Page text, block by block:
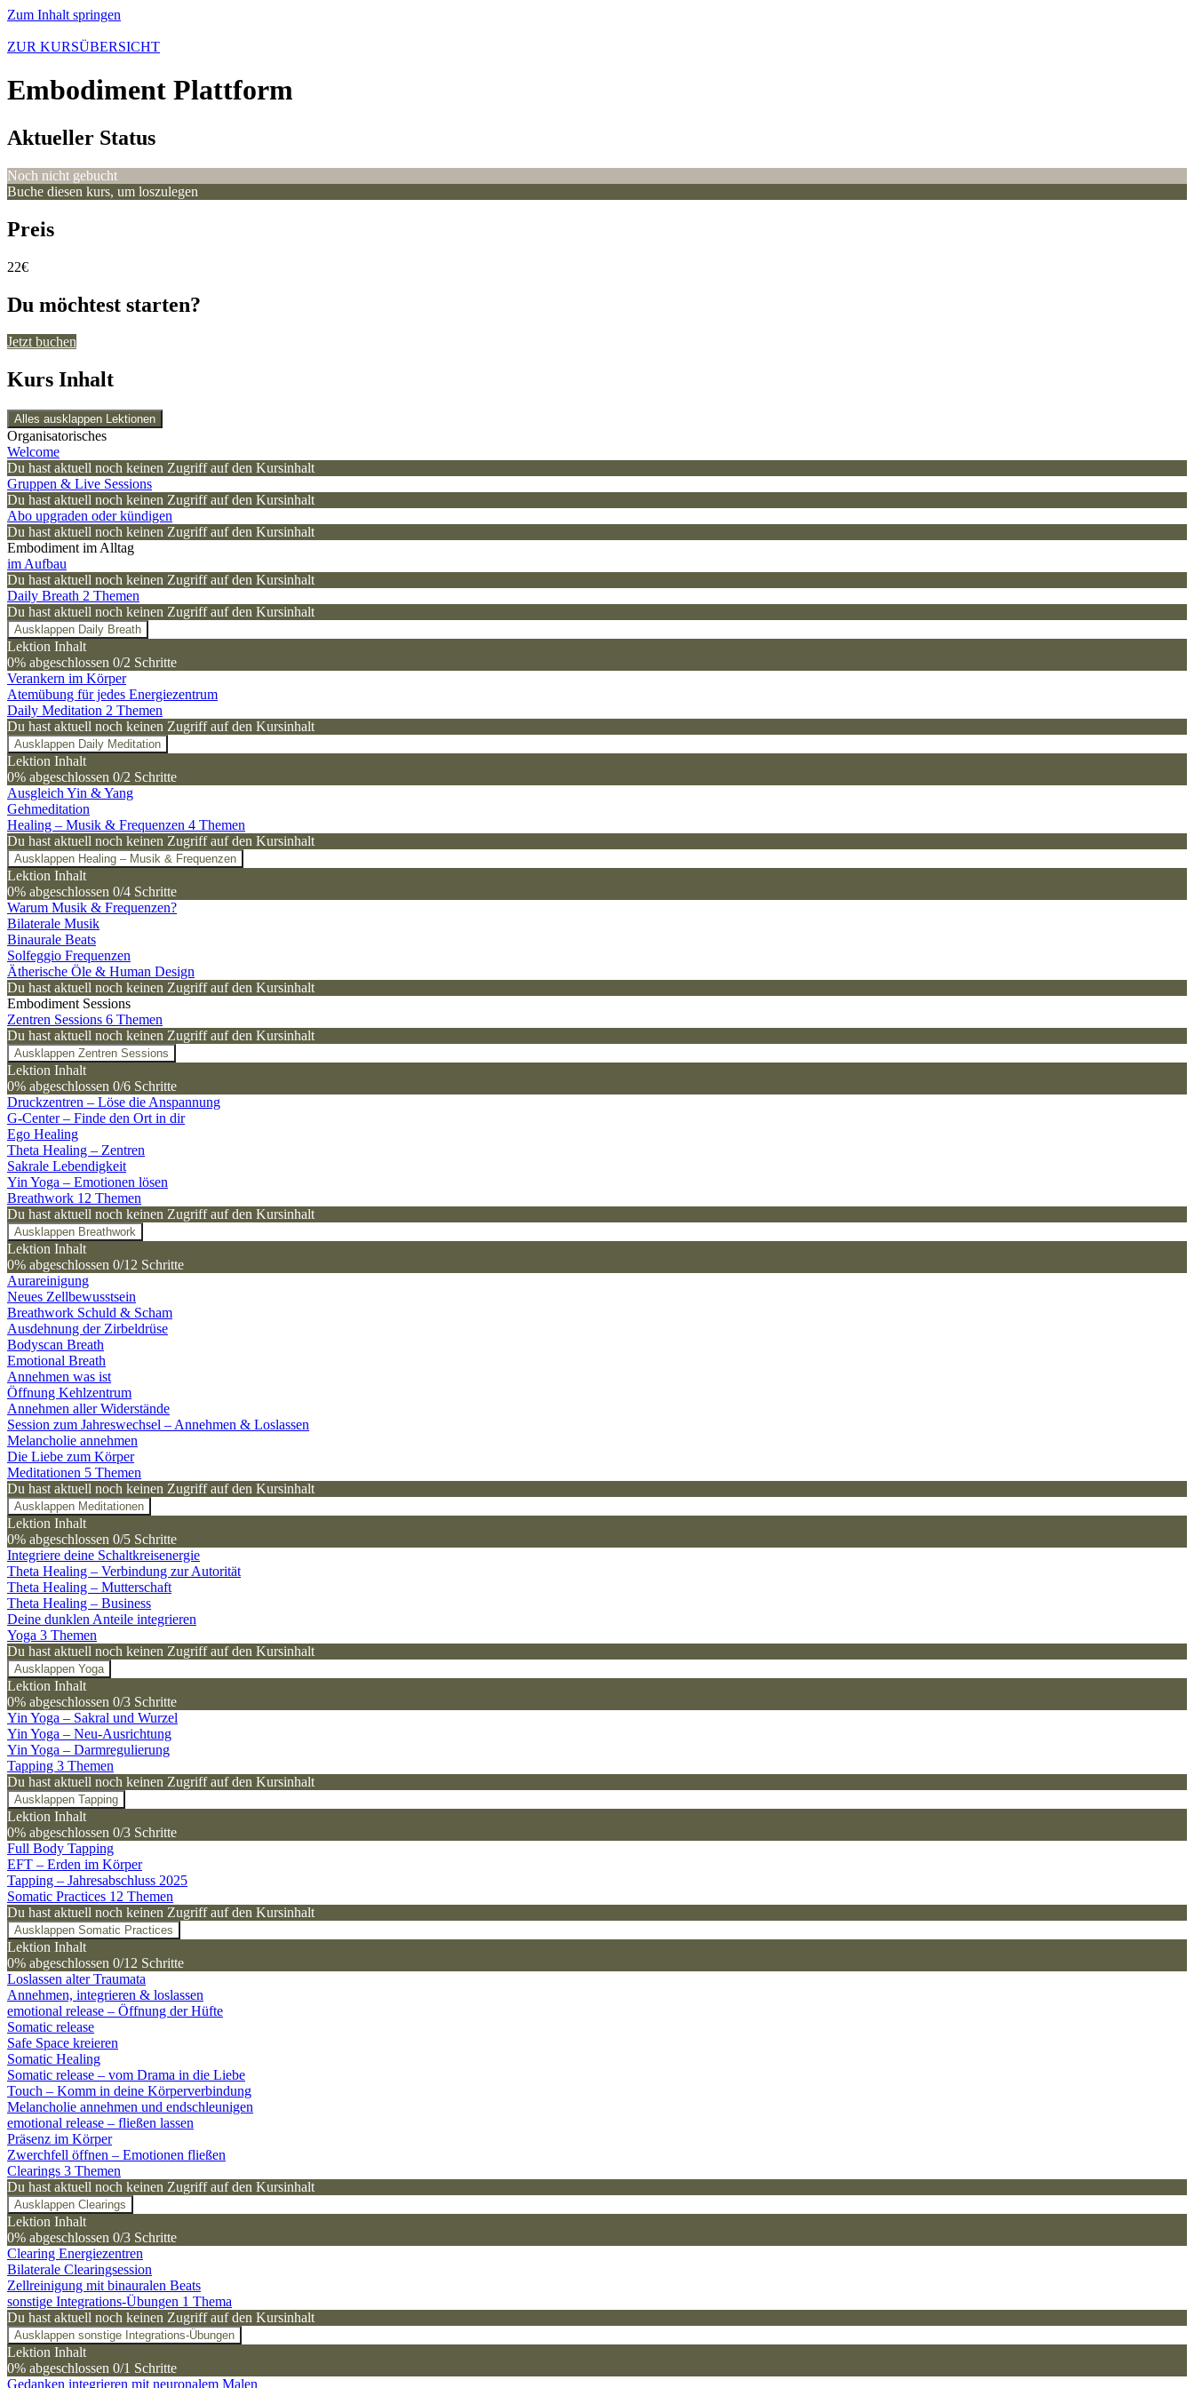
Zum Inhalt springen
ZUR KURSÜBERSICHT
Embodiment Plattform
Aktueller Status
Noch nicht gebucht
Buche diesen kurs, um loszulegen
Preis
22€
Du möchtest starten?
Jetzt buchen
Kurs Inhalt
Alles ausklappen Lektionen
Organisatorisches
Welcome
Du hast aktuell noch keinen Zugriff auf den Kursinhalt
Gruppen & Live Sessions
Du hast aktuell noch keinen Zugriff auf den Kursinhalt
Abo upgraden oder kündigen
Du hast aktuell noch keinen Zugriff auf den Kursinhalt
Embodiment im Alltag
im Aufbau
Du hast aktuell noch keinen Zugriff auf den Kursinhalt
Daily Breath 2 Themen
Du hast aktuell noch keinen Zugriff auf den Kursinhalt
Ausklappen Daily Breath
Lektion Inhalt
0% abgeschlossen 0/2 Schritte
Verankern im Körper
Atemübung für jedes Energiezentrum
Daily Meditation 2 Themen
Du hast aktuell noch keinen Zugriff auf den Kursinhalt
Ausklappen Daily Meditation
Lektion Inhalt
0% abgeschlossen 0/2 Schritte
Ausgleich Yin & Yang
Gehmeditation
Healing – Musik & Frequenzen 4 Themen
Du hast aktuell noch keinen Zugriff auf den Kursinhalt
Ausklappen Healing – Musik & Frequenzen
Lektion Inhalt
0% abgeschlossen 0/4 Schritte
Warum Musik & Frequenzen?
Bilaterale Musik
Binaurale Beats
Solfeggio Frequenzen
Ätherische Öle & Human Design
Du hast aktuell noch keinen Zugriff auf den Kursinhalt
Embodiment Sessions
Zentren Sessions 6 Themen
Du hast aktuell noch keinen Zugriff auf den Kursinhalt
Ausklappen Zentren Sessions
Lektion Inhalt
0% abgeschlossen 0/6 Schritte
Druckzentren – Löse die Anspannung
G-Center – Finde den Ort in dir
Ego Healing
Theta Healing – Zentren
Sakrale Lebendigkeit
Yin Yoga – Emotionen lösen
Breathwork 12 Themen
Du hast aktuell noch keinen Zugriff auf den Kursinhalt
Ausklappen Breathwork
Lektion Inhalt
0% abgeschlossen 0/12 Schritte
Aurareinigung
Neues Zellbewusstsein
Breathwork Schuld & Scham
Ausdehnung der Zirbeldrüse
Bodyscan Breath
Emotional Breath
Annehmen was ist
Öffnung Kehlzentrum
Annehmen aller Widerstände
Session zum Jahreswechsel – Annehmen & Loslassen
Melancholie annehmen
Die Liebe zum Körper
Meditationen 5 Themen
Du hast aktuell noch keinen Zugriff auf den Kursinhalt
Ausklappen Meditationen
Lektion Inhalt
0% abgeschlossen 0/5 Schritte
Integriere deine Schaltkreisenergie
Theta Healing – Verbindung zur Autorität
Theta Healing – Mutterschaft
Theta Healing – Business
Deine dunklen Anteile integrieren
Yoga 3 Themen
Du hast aktuell noch keinen Zugriff auf den Kursinhalt
Ausklappen Yoga
Lektion Inhalt
0% abgeschlossen 0/3 Schritte
Yin Yoga – Sakral und Wurzel
Yin Yoga – Neu-Ausrichtung
Yin Yoga – Darmregulierung
Tapping 3 Themen
Du hast aktuell noch keinen Zugriff auf den Kursinhalt
Ausklappen Tapping
Lektion Inhalt
0% abgeschlossen 0/3 Schritte
Full Body Tapping
EFT – Erden im Körper
Tapping – Jahresabschluss 2025
Somatic Practices 12 Themen
Du hast aktuell noch keinen Zugriff auf den Kursinhalt
Ausklappen Somatic Practices
Lektion Inhalt
0% abgeschlossen 0/12 Schritte
Loslassen alter Traumata
Annehmen, integrieren & loslassen
emotional release – Öffnung der Hüfte
Somatic release
Safe Space kreieren
Somatic Healing
Somatic release – vom Drama in die Liebe
Touch – Komm in deine Körperverbindung
Melancholie annehmen und endschleunigen
emotional release – fließen lassen
Präsenz im Körper
Zwerchfell öffnen – Emotionen fließen
Clearings 3 Themen
Du hast aktuell noch keinen Zugriff auf den Kursinhalt
Ausklappen Clearings
Lektion Inhalt
0% abgeschlossen 0/3 Schritte
Clearing Energiezentren
Bilaterale Clearingsession
Zellreinigung mit binauralen Beats
sonstige Integrations-Übungen 1 Thema
Du hast aktuell noch keinen Zugriff auf den Kursinhalt
Ausklappen sonstige Integrations-Übungen
Lektion Inhalt
0% abgeschlossen 0/1 Schritte
Gedanken integrieren mit neuronalem Malen